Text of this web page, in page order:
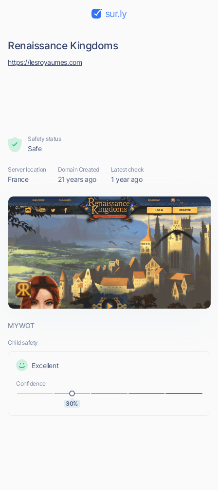
sur.ly
Renaissance Kingdoms
https://lesroyaumes.com
Safety status
Safe
Server location
France
Domain Created
21 years ago
Latest check
1 year ago
MYWOT
Child safety
Excellent
Confidence
30%